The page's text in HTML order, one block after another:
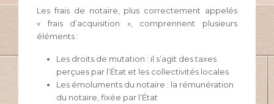
Les frais de notaire, plus correctement appelés
« frais d’acquisition », comprennent plusieurs
éléments :
Les droits de mutation : il s’agit des taxes
perçues par l’État et les collectivités locales
Les émoluments du notaire : la rémunération
du notaire, fixée par l’État